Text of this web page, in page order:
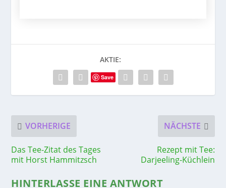
AKTIE:
Save
VORHERIGE
Das Tee-Zitat des Tages
mit Horst Hammitzsch
NÄCHSTE
Rezept mit Tee:
Darjeeling-Küchlein
HINTERLASSE EINE ANTWORT